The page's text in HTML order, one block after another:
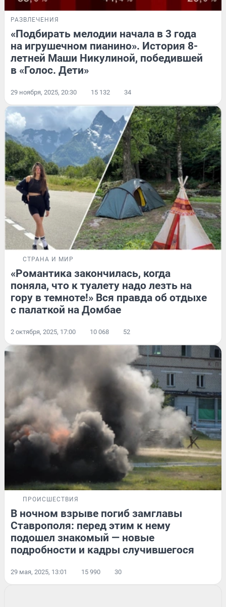
РАЗВЛЕЧЕНИЯ
«Подбирать мелодии начала в 3 года
на игрушечном пианино». История 8-
летней Маши Никулиной, победившей
в «Голос. Дети»
29 ноября, 2025, 20:30 15 132 34
СТРАНА И МИР
«Романтика закончилась, когда
поняла, что к туалету надо лезть на
гору в темноте!» Вся правда об отдыхе
с палаткой на Домбае
2 октября, 2025, 17:00 10 068 52
ПРОИСШЕСТВИЯ
В ночном взрыве погиб замглавы
Ставрополя: перед этим к нему
подошел знакомый — новые
подробности и кадры случившегося
29 мая, 2025, 13:01 15 990 30